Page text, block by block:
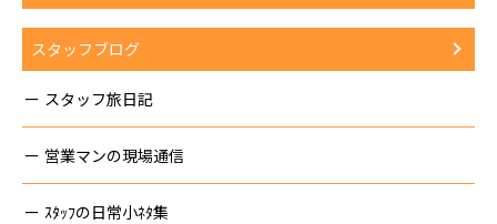
スタッフブログ
スタッフ旅日記
営業マンの現場通信
ｽﾀｯﾌの日常小ﾈﾀ集